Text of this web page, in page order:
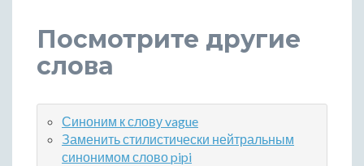
Посмотрите другие
слова
Синоним к слову vague
Заменить стилистически нейтральным
синонимом слово pipi